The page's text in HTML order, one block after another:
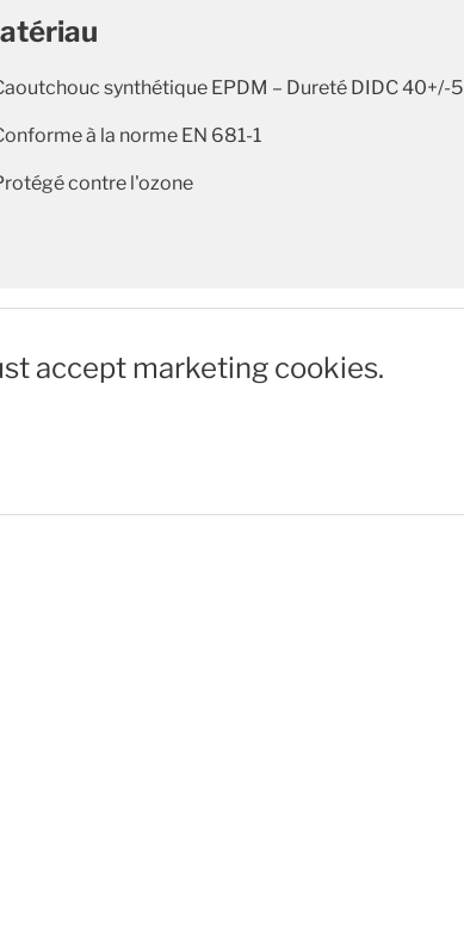
synthétique EPDM – Dureté DIDC 40+/-5
à la norme EN 681-1
contre l'ozone
accept marketing cookies.